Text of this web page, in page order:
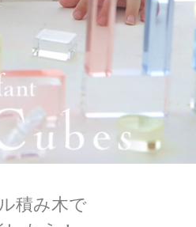
積み木で